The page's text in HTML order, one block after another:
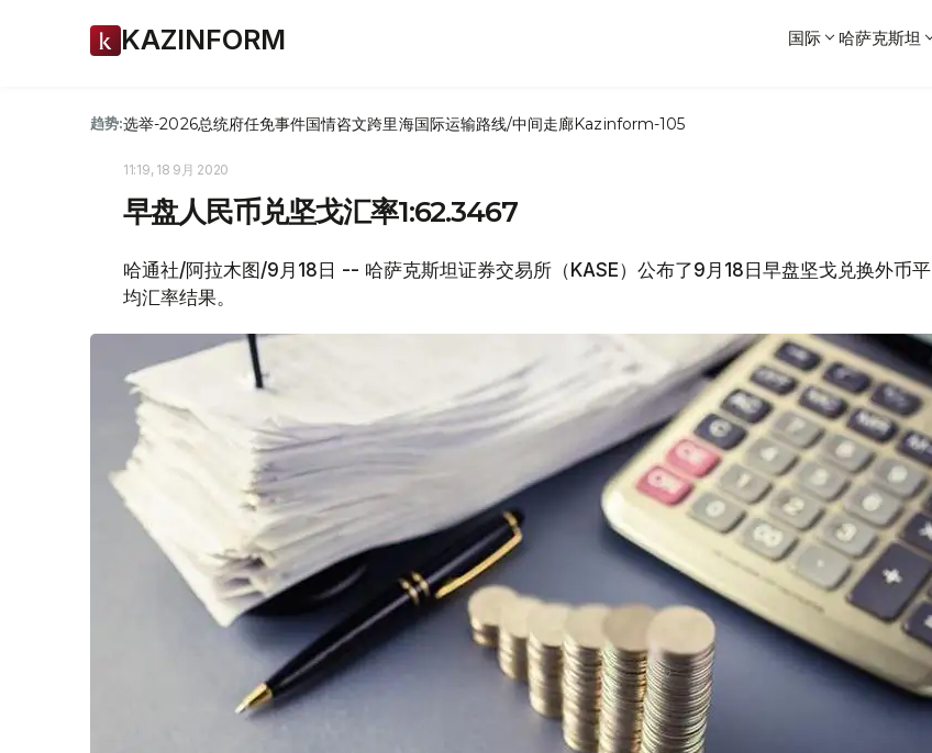
KAZINFORM 国际 哈萨克斯坦
趋势:选举-2026总统府任免事件国情咨文跨里海国际运输路线/中间走廊Kazinform-105
11:19, 18 9月 2020
早盘人民币兑坚戈汇率1:62.3467
哈通社/阿拉木图/9月18日 -- 哈萨克斯坦证券交易所（KASE）公布了9月18日早盘坚戈兑换外币平
均汇率结果。